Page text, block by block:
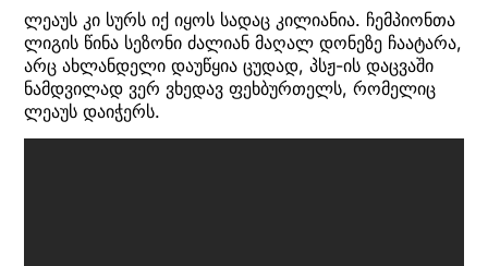
ლეაუს კი სურს იქ იყოს სადაც კილიანია. ჩემპიონთა
ლიგის წინა სეზონი ძალიან მაღალ დონეზე ჩაატარა,
არც ახლანდელი დაუწყია ცუდად, პსჟ-ის დაცვაში
ნამდვილად ვერ ვხედავ ფეხბურთელს, რომელიც
ლეაუს დაიჭერს.